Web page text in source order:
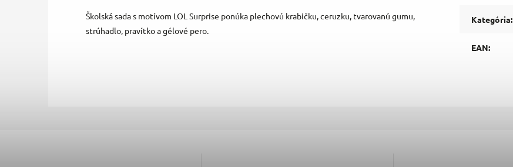
Školská sada s motívom LOL Surprise ponúka plechovú krabičku, ceruzku, tvarovanú gumu,
strúhadlo, pravítko a gélové pero.
Kategória:
EAN: